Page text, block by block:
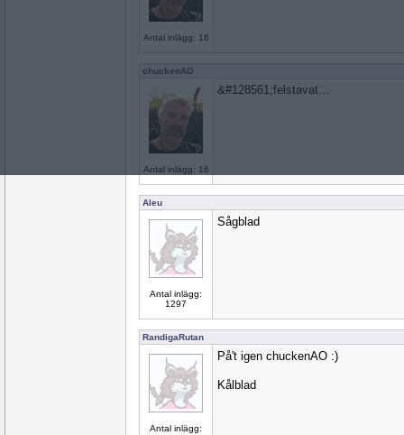
Antal inlägg: 16
chuckenAO
Antal inlägg: 16
&#128561;felstavat…
Aleu
Antal inlägg:
1297
Sågblad
RandigaRutan
Antal inlägg:
På't igen chuckenAO :)
Kålblad